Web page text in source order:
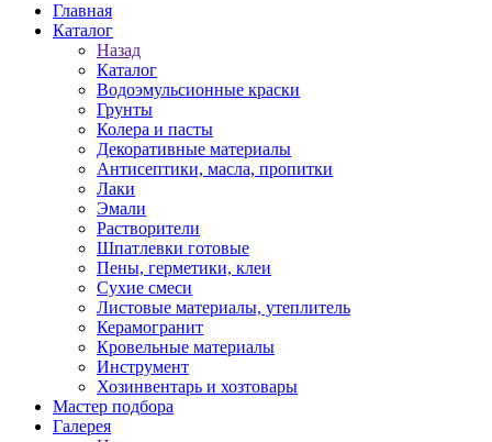
Главная
Каталог
Назад
Каталог
Водоэмульсионные краски
Грунты
Колера и пасты
Декоративные материалы
Антисептики, масла, пропитки
Лаки
Эмали
Растворители
Шпатлевки готовые
Пены, герметики, клеи
Сухие смеси
Листовые материалы, утеплитель
Керамогранит
Кровельные материалы
Инструмент
Хозинвентарь и хозтовары
Мастер подбора
Галерея